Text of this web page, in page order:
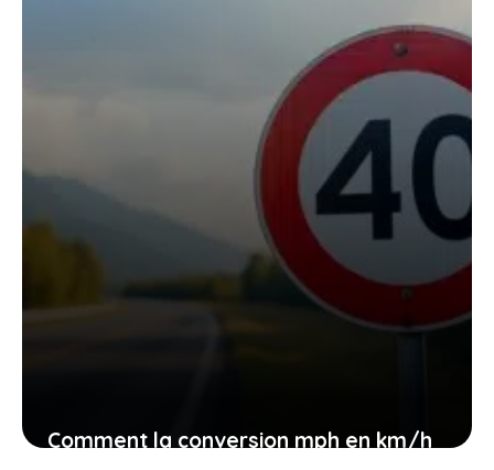
Comment la conversion mph en km/h